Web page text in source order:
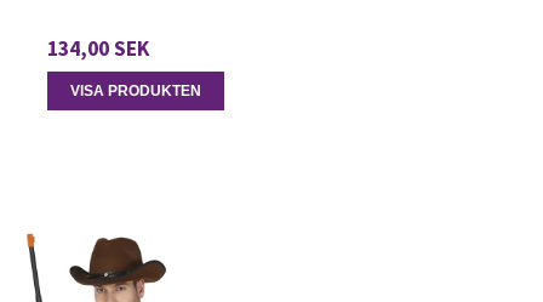
134,00 SEK
VISA PRODUKTEN